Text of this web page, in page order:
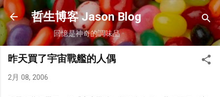
跳到主要內容
哲生博客 Jason Blog
回憶是神奇的調味品
昨天買了宇宙戰艦的人偶
2月 08, 2006